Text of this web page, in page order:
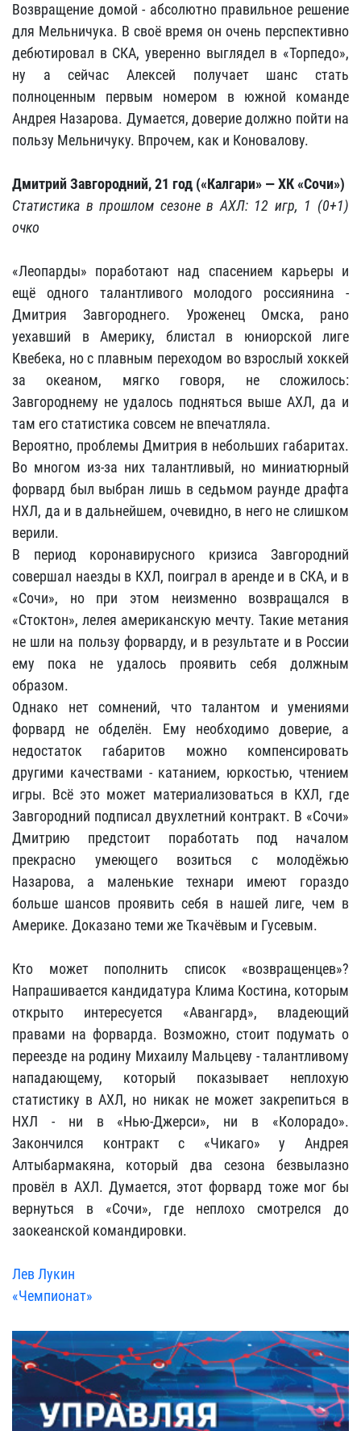
Возвращение домой - абсолютно правильное решение
для Мельничука. В своё время он очень перспективно
дебютировал в СКА, уверенно выглядел в «Торпедо»,
ну а сейчас Алексей получает шанс стать
полноценным первым номером в южной команде
Андрея Назарова. Думается, доверие должно пойти на
пользу Мельничуку. Впрочем, как и Коновалову.
Дмитрий Завгородний, 21 год («Калгари» — ХК «Сочи»)
Статистика в прошлом сезоне в АХЛ: 12 игр, 1 (0+1)
очко
«Леопарды» поработают над спасением карьеры и
ещё одного талантливого молодого россиянина -
Дмитрия Завгороднего. Уроженец Омска, рано
уехавший в Америку, блистал в юниорской лиге
Квебека, но с плавным переходом во взрослый хоккей
за океаном, мягко говоря, не сложилось:
Завгороднему не удалось подняться выше АХЛ, да и
там его статистика совсем не впечатляла.
Вероятно, проблемы Дмитрия в небольших габаритах.
Во многом из-за них талантливый, но миниатюрный
форвард был выбран лишь в седьмом раунде драфта
НХЛ, да и в дальнейшем, очевидно, в него не слишком
верили.
В период коронавирусного кризиса Завгородний
совершал наезды в КХЛ, поиграл в аренде и в СКА, и в
«Сочи», но при этом неизменно возвращался в
«Стоктон», лелея американскую мечту. Такие метания
не шли на пользу форварду, и в результате и в России
ему пока не удалось проявить себя должным
образом.
Однако нет сомнений, что талантом и умениями
форвард не обделён. Ему необходимо доверие, а
недостаток габаритов можно компенсировать
другими качествами - катанием, юркостью, чтением
игры. Всё это может материализоваться в КХЛ, где
Завгородний подписал двухлетний контракт. В «Сочи»
Дмитрию предстоит поработать под началом
прекрасно умеющего возиться с молодёжью
Назарова, а маленькие технари имеют гораздо
больше шансов проявить себя в нашей лиге, чем в
Америке. Доказано теми же Ткачёвым и Гусевым.
Кто может пополнить список «возвращенцев»?
Напрашивается кандидатура Клима Костина, которым
открыто интересуется «Авангард», владеющий
правами на форварда. Возможно, стоит подумать о
переезде на родину Михаилу Мальцеву - талантливому
нападающему, который показывает неплохую
статистику в АХЛ, но никак не может закрепиться в
НХЛ - ни в «Нью-Джерси», ни в «Колорадо».
Закончился контракт с «Чикаго» у Андрея
Алтыбармакяна, который два сезона безвылазно
провёл в АХЛ. Думается, этот форвард тоже мог бы
вернуться в «Сочи», где неплохо смотрелся до
заокеанской командировки.
Лев Лукин
«Чемпионат»